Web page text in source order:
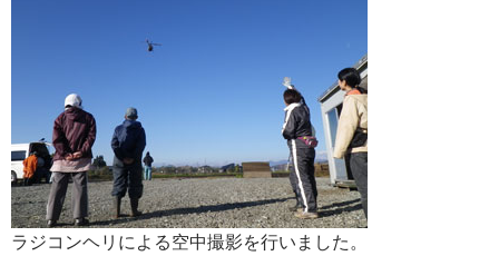
ラジコンヘリによる空中撮影を行いました。